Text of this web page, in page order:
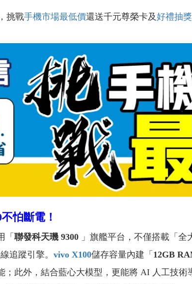
，挑戰手機市場最低價還送千元尊榮卡及好禮抽
怕斷電！
「 聯發科天璣 9300 」旗艦平台，不僅搭載「
追蹤引擎。 vivo X100儲存容量內建「 12GB
；此外，結合藍心大模型，更能將 AI 人工技